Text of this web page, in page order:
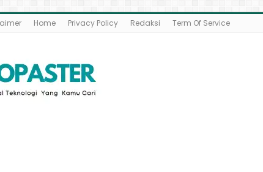
Home Privacy Policy Redaksi Term Of Service